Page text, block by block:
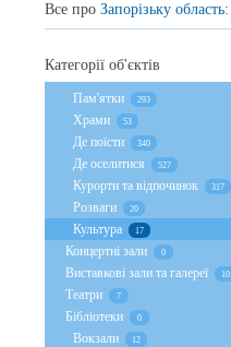
Все про Запорізьку область:
Категорії об'єктів
Пам'ятки 293
Храми 53
Де поїсти 340
Де оселитися 527
Курорти та відпочинок 317
Розваги 20
Культура 17
Концертні зали 0
Виставкові зали та галереї 10
Театри 7
Бібліотеки 0
Вокзали 12